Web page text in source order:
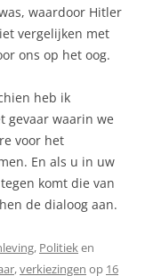
waardoor Hitler
vergelijken met
ons op het oog.
heb ik
gevaar waarin we
voor het
En als u in uw
komt die van
de dialoog aan.
, Politieken
,verkiezingen op 16